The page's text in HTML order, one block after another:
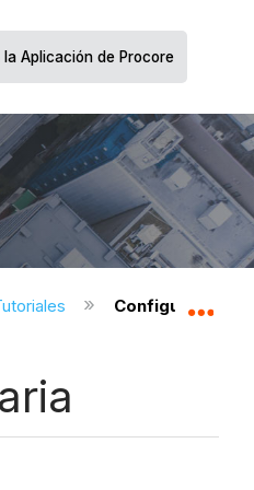
la Aplicación de Procore
Configure su